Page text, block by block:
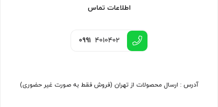
اطلاعات تماس
0991 4010402
آدرس : ارسال محصولات از تهران (فروش فقط به صورت غیر حضوری)